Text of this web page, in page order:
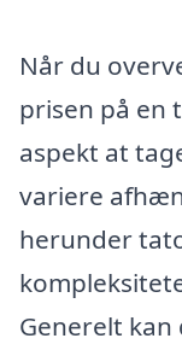
Når du
prisen på en
aspekt at
variere
herunder
Generelt